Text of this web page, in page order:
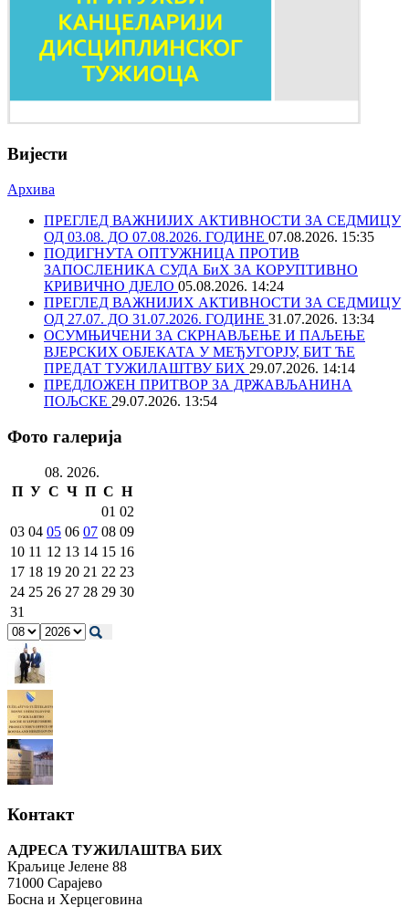
Вијести
Архива
ПРЕГЛЕД ВАЖНИЈИХ АКТИВНОСТИ ЗА СЕДМИЦУ
ОД 03.08. ДО 07.08.2026. ГОДИНЕ 07.08.2026. 15:35
ПОДИГНУТА ОПТУЖНИЦА ПРОТИВ
ЗАПОСЛЕНИКА СУДА БиХ ЗА КОРУПТИВНО
КРИВИЧНО ДЈЕЛО 05.08.2026. 14:24
ПРЕГЛЕД ВАЖНИЈИХ АКТИВНОСТИ ЗА СЕДМИЦУ
ОД 27.07. ДО 31.07.2026. ГОДИНЕ 31.07.2026. 13:34
ОСУМЊИЧЕНИ ЗА СКРНАВЉЕЊЕ И ПАЉЕЊЕ
ВЈЕРСКИХ ОБЈЕКАТА У МЕЂУГОРЈУ, БИТ ЋЕ
ПРЕДАТ ТУЖИЛАШТВУ БИХ 29.07.2026. 14:14
ПРЕДЛОЖЕН ПРИТВОР ЗА ДРЖАВЉАНИНА
ПОЉСКЕ 29.07.2026. 13:54
Фото галерија
08. 2026.
П У С Ч П С Н
01 02
03 04 05 06 07 08 09
10 11 12 13 14 15 16
17 18 19 20 21 22 23
24 25 26 27 28 29 30
31
Контакт
АДРЕСА ТУЖИЛАШТВА БИХ
Краљице Јелене 88
71000 Сарајево
Босна и Херцеговина